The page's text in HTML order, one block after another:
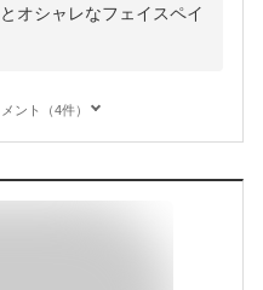
オシャレなフェイスペイ
ント（4件）